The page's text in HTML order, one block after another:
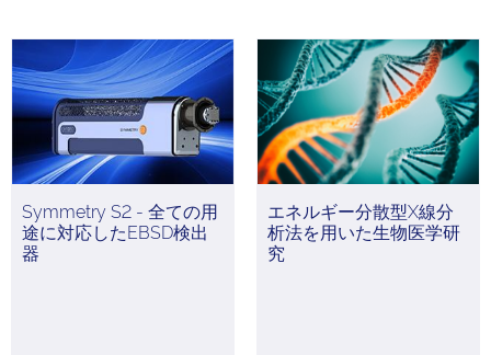
Symmetry S2 - 全ての用
途に対応したEBSD検出
器
エネルギー分散型X線分
析法を用いた生物医学研
究